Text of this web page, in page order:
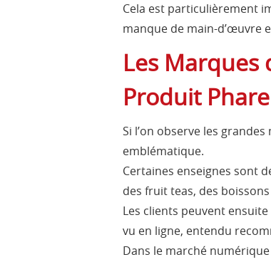
Cela est particulièrement
manque de main-d’œuvre
Les Marques
Produit Phare
Si l’on observe les
emblématique.
Certaines enseignes sont
des fruit teas, des
Les clients peuvent
vu en ligne, entendu
Dans le marché